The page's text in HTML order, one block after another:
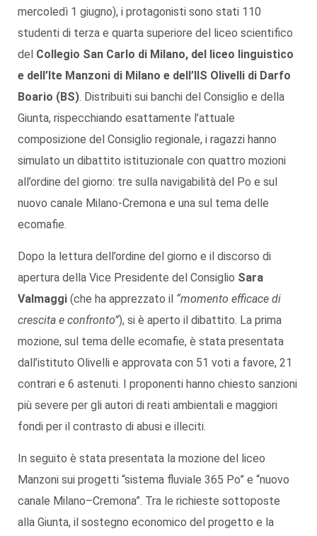
mercoledì 1 giugno), i protagonisti sono stati 110
studenti di terza e quarta superiore del liceo scientifico
del Collegio San Carlo di Milano, del liceo linguistico
e dell’Ite Manzoni di Milano e dell’IIS Olivelli di Darfo
Boario (BS). Distribuiti sui banchi del Consiglio e della
Giunta, rispecchiando esattamente l’attuale
composizione del Consiglio regionale, i ragazzi hanno
simulato un dibattito istituzionale con quattro mozioni
all’ordine del giorno: tre sulla navigabilità del Po e sul
nuovo canale Milano-Cremona e una sul tema delle
ecomafie.
Dopo la lettura dell’ordine del giorno e il discorso di
apertura della Vice Presidente del Consiglio Sara
Valmaggi (che ha apprezzato il “momento efficace di
crescita e confronto”), si è aperto il dibattito. La prima
mozione, sul tema delle ecomafie, è stata presentata
dall’istituto Olivelli e approvata con 51 voti a favore, 21
contrari e 6 astenuti. I proponenti hanno chiesto sanzioni
più severe per gli autori di reati ambientali e maggiori
fondi per il contrasto di abusi e illeciti.
In seguito è stata presentata la mozione del liceo
Manzoni sui progetti “sistema fluviale 365 Po” e “nuovo
canale Milano–Cremona”. Tra le richieste sottoposte
alla Giunta, il sostegno economico del progetto e la